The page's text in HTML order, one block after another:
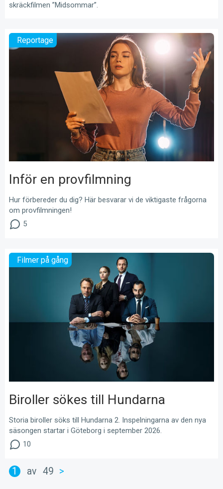
skräckfilmen ”Midsommar”.
Inför en provfilmning
Reportage
Hur förbereder du dig? Här besvarar vi de viktigaste frågorna
om provfilmningen!
5
Biroller sökes till Hundarna
Filmer på gång
Storia biroller söks till Hundarna 2. Inspelningarna av den nya
säsongen startar i Göteborg i september 2026.
10
1 av 49 >